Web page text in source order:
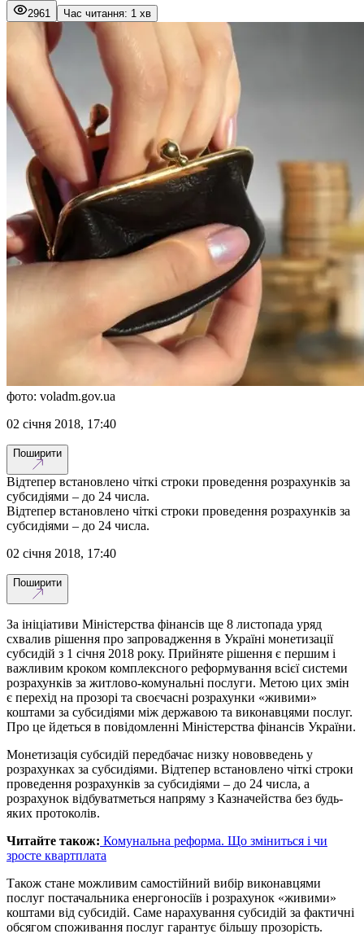
2961 Час читання: 1 хв
фото: voladm.gov.ua
02 січня 2018, 17:40
Поширити
Відтепер встановлено чіткі строки проведення розрахунків за
субсидіями – до 24 числа.
Відтепер встановлено чіткі строки проведення розрахунків за
субсидіями – до 24 числа.
02 січня 2018, 17:40
Поширити
За ініціативи Міністерства фінансів ще 8 листопада уряд
схвалив рішення про запровадження в Україні монетизації
субсидій з 1 січня 2018 року. Прийняте рішення є першим і
важливим кроком комплексного реформування всієї системи
розрахунків за житлово-комунальні послуги. Метою цих змін
є перехід на прозорі та своєчасні розрахунки «живими»
коштами за субсидіями між державою та виконавцями послуг.
Про це йдеться в повідомленні Міністерства фінансів України.
Монетизація субсидій передбачає низку нововведень у
розрахунках за субсидіями. Відтепер встановлено чіткі строки
проведення розрахунків за субсидіями – до 24 числа, а
розрахунок відбуватметься напряму з Казначейства без будь-
яких протоколів.
Читайте також: Комунальна реформа. Що зміниться і чи
зросте квартплата
Також стане можливим самостійний вибір виконавцями
послуг постачальника енергоносіїв і розрахунок «живими»
коштами від субсидій. Саме нарахування субсидій за фактичні
обсягом споживання послуг гарантує більшу прозорість.